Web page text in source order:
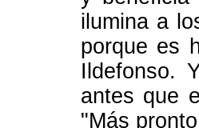
ilumina a
porque es
Ildefonso.
antes que
"Más